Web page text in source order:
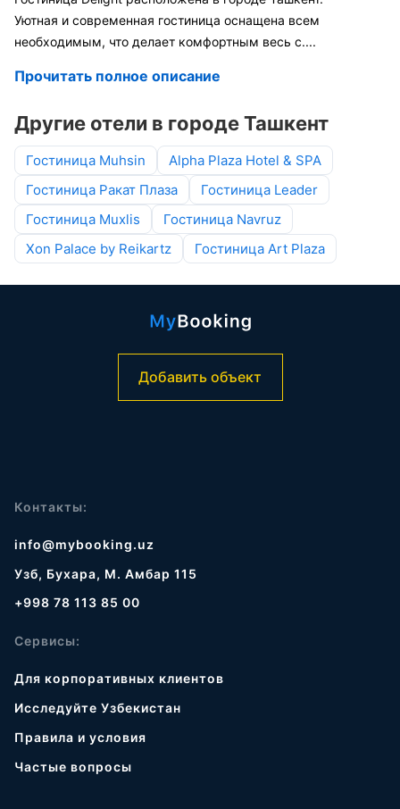
Уютная и современная гостиница оснащена всем
необходимым, что делает комфортным весь с....
Прочитать полное описание
Другие отели в городе Ташкент
Гостиница Muhsin
Alpha Plaza Hotel & SPA
Гостиница Ракат Плаза
Гостиница Leader
Гостиница Muxlis
Гостиница Navruz
Xon Palace by Reikartz
Гостиница Art Plaza
Добавить объект
Контакты:
info@mybooking.uz
Узб, Бухара, М. Амбар 115
+998 78 113 85 00
Сервисы:
Для корпоративных клиентов
Исследуйте Узбекистан
Правила и условия
Частые вопросы